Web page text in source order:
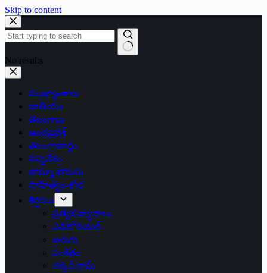
Skip to content
No results
ముఖ్యాంశాలు
జాతీయం
తెలంగాణ
ఆంధ్రప్రదేశ్
తెలంగాణార్థం
సన్నివేశం
బొమ్మా బొరుసు
సాహిత్యం-శోభ
శీర్షికలు
ప్రత్యేక వ్యాసాలు
ఎడిటోరియల్
అరుగు
సంకేతం
దక్కన్.కామ్